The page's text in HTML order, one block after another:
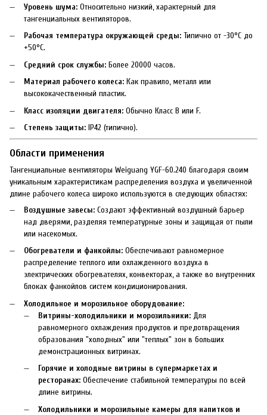
Уровень шума: Относительно низкий, характерный для
тангенциальных вентиляторов.
Рабочая температура окружающей среды: Типично от -30°C до
+50°C.
Средний срок службы: Более 20000 часов.
Материал рабочего колеса: Как правило, металл или
высококачественный пластик.
Класс изоляции двигателя: Обычно Класс B или F.
Степень защиты: IP42 (типично).
Области применения
Тангенциальные вентиляторы Weiguang YGF-60.240 благодаря своим
уникальным характеристикам распределения воздуха и увеличенной
длине рабочего колеса широко используются в следующих областях:
Воздушные завесы: Создают эффективный воздушный барьер
над дверями, разделяя температурные зоны и защищая от пыли
или насекомых.
Обогреватели и фанкойлы: Обеспечивают равномерное
распределение теплого или охлажденного воздуха в
электрических обогревателях, конвекторах, а также во внутренних
блоках фанкойлов систем кондиционирования.
Холодильное и морозильное оборудование:
Витрины-холодильники и морозильники: Для
равномерного охлаждения продуктов и предотвращения
образования "холодных" или "теплых" зон в больших
демонстрационных витринах.
Горячие и холодные витрины в супермаркетах и
ресторанах: Обеспечение стабильной температуры по всей
длине витрины.
Холодильники и морозильные камеры для напитков и